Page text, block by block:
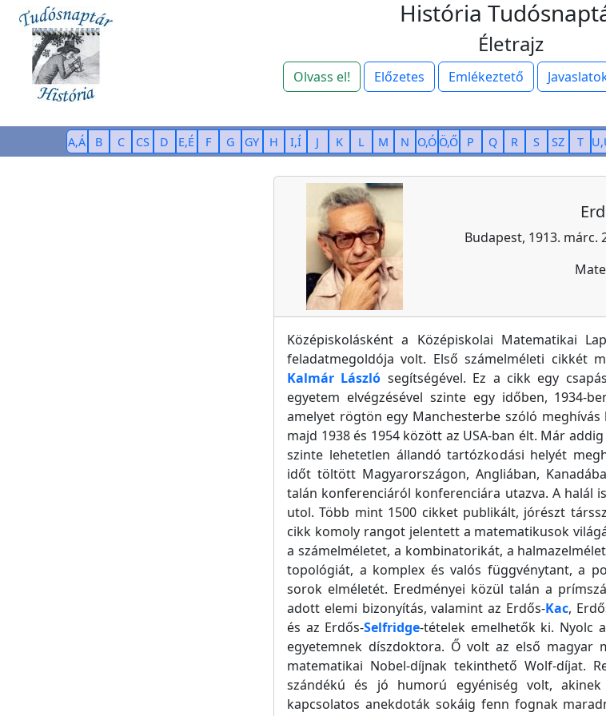
História
Életrajz
Olvass el! Előzetes Emlékeztető
A,Á B C CS D E,É F G GY H I,Í J K L M N O,Ó Ö,Ő P Q R S SZ T
Budapest, 1913. márc.
Középiskolásként a Középiskolai Matematikai
feladatmegoldója volt. Első számelméleti cikkét
Kalmár László segítségével. Ez a cikk egy
egyetem elvégzésével szinte egy időben, 1934-
amelyet rögtön egy Manchesterbe szóló
majd 1938 és 1954 között az USA-ban élt. Már
szinte lehetetlen állandó tartózkodási helyét
időt töltött Magyarországon, Angliában,
talán konferenciáról konferenciára utazva. A halál
utol. Több mint 1500 cikket publikált, jórészt
cikk komoly rangot jelentett a matematikusok
a számelméletet, a kombinatorikát, a
topológiát, a komplex és valós függvénytant, a
sorok elméletét. Eredményei közül talán a
adott elemi bizonyítás, valamint az Erdős-Kac,
és az Erdős-Selfridge-tételek emelhetők ki. Nyolc
egyetemnek díszdoktora. Ő volt az első magyar
matematikai Nobel-díjnak tekinthető Wolf-díjat.
szándékú és jó humorú egyéniség volt,
kapcsolatos anekdoták sokáig fenn fognak